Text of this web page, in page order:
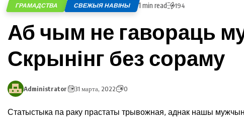
ГРАМАДСТВА СВЕЖЫЯ НАВІНЫ 1 min read 194
Аб чым не гавораць
Скрынінг без сораму
Administrator 31 марта, 2022 0
Статыстыка па раку прастаты трывожная, аднак нашы